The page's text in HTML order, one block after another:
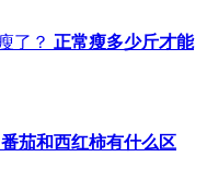
正常瘦多少斤才能
番茄和西红柿有什么区